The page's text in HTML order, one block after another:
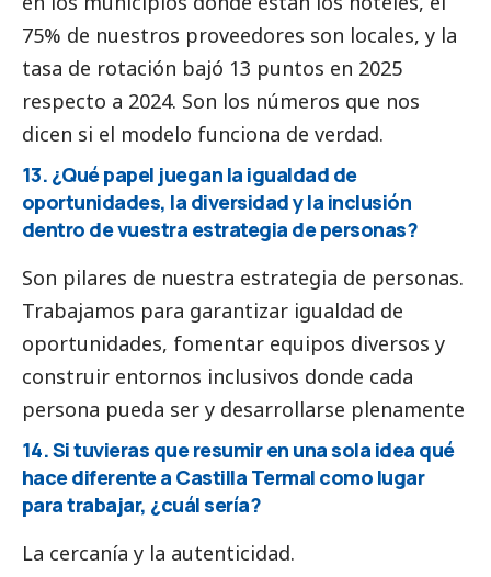
75% de nuestros proveedores son locales, y la
tasa de rotación bajó 13 puntos en 2025
respecto a 2024. Son los números que nos
dicen si el modelo funciona de verdad.
13. ¿Qué papel juegan la igualdad de
oportunidades, la diversidad y la inclusión
dentro de vuestra estrategia de personas?
Son pilares de nuestra estrategia de personas.
Trabajamos para garantizar igualdad de
oportunidades, fomentar equipos diversos y
construir entornos inclusivos donde cada
persona pueda ser y desarrollarse plenamente
14. Si tuvieras que resumir en una sola idea qué
hace diferente a Castilla Termal como lugar
para trabajar, ¿cuál sería?
La cercanía y la autenticidad.